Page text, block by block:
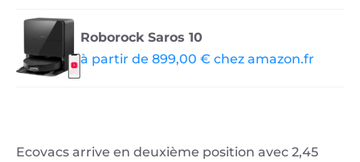
Roborock Saros 10
à partir de 899,00 € chez amazon.fr
Ecovacs arrive en deuxième position avec 2,45